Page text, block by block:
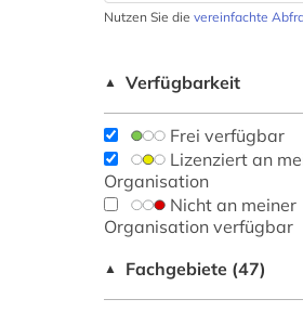
Nutzen Sie die vereinfachte
▲ Verfügbarkeit
Frei verfügbar
Lizenziert an
Organisation
Nicht an meiner
Organisation verfügbar
▲ Fachgebiete (47)